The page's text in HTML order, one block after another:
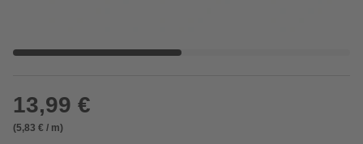
13,99 €
(5,83 € / m)